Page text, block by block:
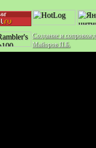
Создание и
Майоров П.Б.